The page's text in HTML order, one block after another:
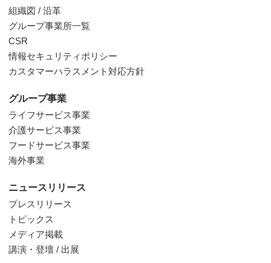
組織図 / 沿革
グループ事業所一覧
CSR
情報セキュリティポリシー
カスタマーハラスメント対応方針
グループ事業
ライフサービス事業
介護サービス事業
フードサービス事業
海外事業
ニュースリリース
プレスリリース
トピックス
メディア掲載
講演・登壇 / 出展